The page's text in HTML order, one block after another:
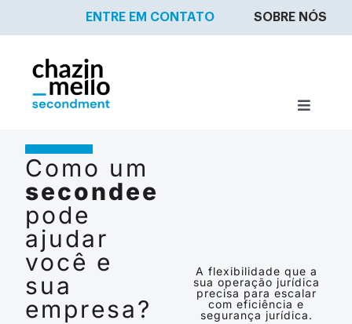
o
conteúdo
ENTRE EM CONTATO SOBRE NÓS
Toggle
O QUE FAZEMOS?
ENCONTRE UM ADVOGADO
SEJA UM SECONDEE
NOSSA EQUIPE
Como um
secondee
pode
ajudar
você e
sua
empresa?
A flexibilidade que a
sua operação jurídica
precisa para escalar
com eficiência e
segurança jurídica.